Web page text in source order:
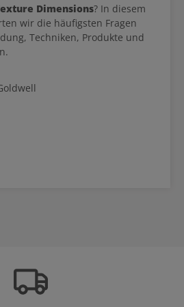
Dimensions? In diesem
wir die häufigsten Fragen
Techniken, Produkte und